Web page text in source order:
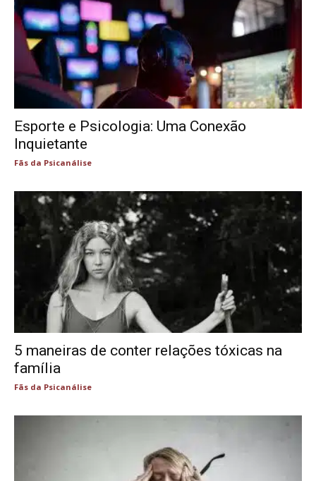
Esporte e Psicologia: Uma Conexão
Inquietante
Fãs da Psicanálise
5 maneiras de conter relações tóxicas na
família
Fãs da Psicanálise